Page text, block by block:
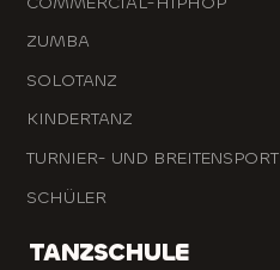
ZUMBA
SOLOTANZ
KINDERTANZ
TURNIER- UND BREITENSPORT
SCHÜLER
TANZSCHULE